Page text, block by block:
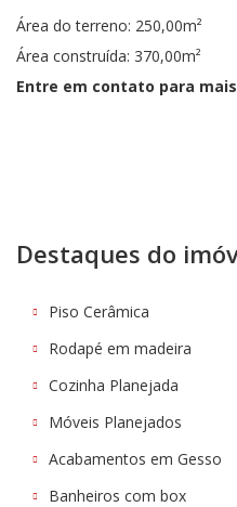
Área do terreno: 250,00m²
Área construída: 370,00m²
Entre em contato para
Destaques do
Piso Cerâmica
Rodapé em madeira
Cozinha Planejada
Móveis Planejados
Acabamentos em Gesso
Banheiros com box